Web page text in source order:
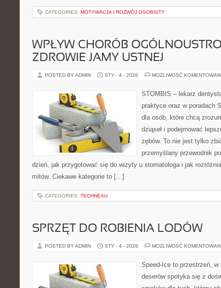
CATEGORIES: MOTYWACJA I ROZWÓJ OSOBISTY
WPŁYW CHORÓB
ZDROWIE JAMY USTNEJ
POSTED BY ADMIN STY - 4 - 2026 MOŻLIWOŚĆ
STOMBIS – lekarz
praktyce oraz w poradach
dla osób, które chcą
dziąseł i podejmować
zębów. To nie jest tylko
przemyślany przewodnik
dzień, jak przygotować się do wizyty u stomatologa i jak
mitów. Ciekawe kategorie to […]
CATEGORIES: TECHNEAU
SPRZĘT DO ROBIENIA LODÓW
POSTED BY ADMIN STY - 4 - 2026 MOŻLIWOŚĆ
Speed-Ice to przestrzeń,
deserów spotyka się z